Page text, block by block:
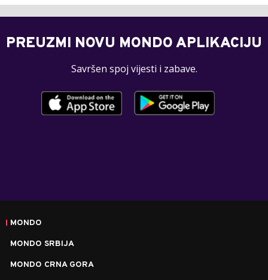
PREUZMI NOVU MONDO APLIKACIJU
Savršen spoj vijesti i zabave.
MONDO
MONDO SRBIJA
MONDO CRNA GORA